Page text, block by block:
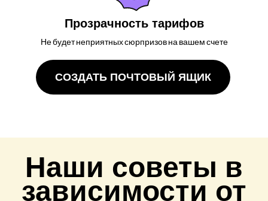
Прозрачность тарифов
Не будет неприятных сюрпризов на вашем счете
СОЗДАТЬ ПОЧТОВЫЙ ЯЩИК
Наши советы в
зависимости от